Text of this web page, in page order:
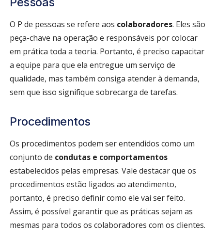
O P de pessoas se refere aos colaboradores. Eles são
peça-chave na operação e responsáveis por colocar
em prática toda a teoria. Portanto, é preciso capacitar
a equipe para que ela entregue um serviço de
qualidade, mas também consiga atender à demanda,
sem que isso signifique sobrecarga de tarefas.
Procedimentos
Os procedimentos podem ser entendidos como um
conjunto de condutas e comportamentos
estabelecidos pelas empresas. Vale destacar que os
procedimentos estão ligados ao atendimento,
portanto, é preciso definir como ele vai ser feito.
Assim, é possível garantir que as práticas sejam as
mesmas para todos os colaboradores com os clientes.